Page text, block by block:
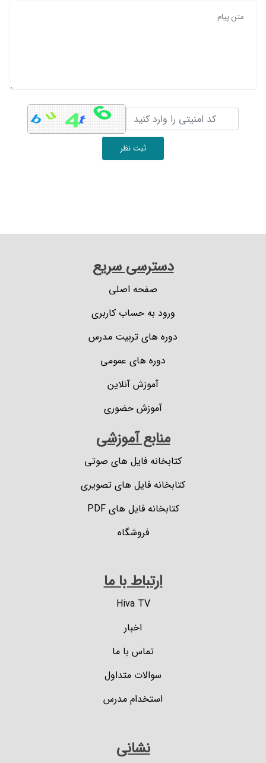
ثبت نظر
دسترسی سریع
صفحه اصلی
ورود به حساب کاربری
دوره های تربیت مدرس
دوره های عمومی
آموزش آنلاین
آموزش حضوری
منابع آموزشی
کتابخانه فایل های صوتی
کتابخانه فایل های تصویری
کتابخانه فایل های PDF
فروشگاه
ارتباط با ما
Hiva TV
اخبار
تماس با ما
سوالات متداول
استخدام مدرس
نشانی